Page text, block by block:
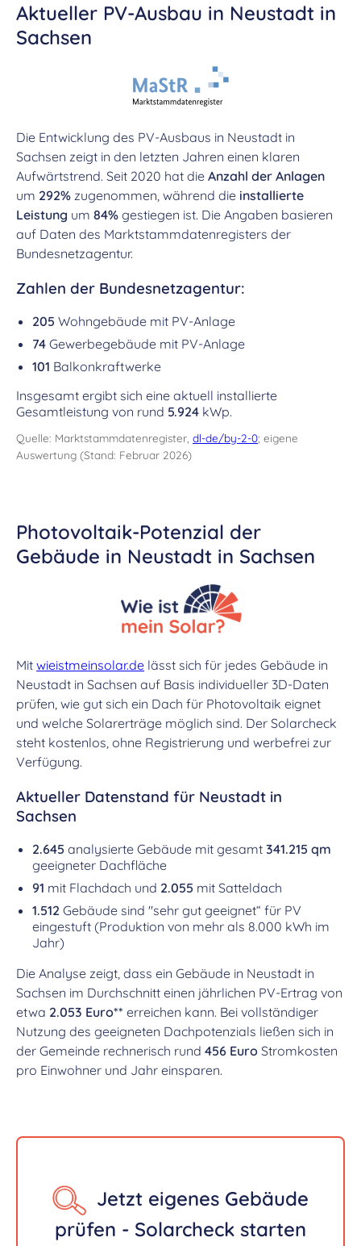
Aktueller PV-Ausbau in Neustadt in
Sachsen
Die Entwicklung des PV-Ausbaus in Neustadt in
Sachsen zeigt in den letzten Jahren einen klaren
Aufwärtstrend. Seit 2020 hat die Anzahl der Anlagen
um 292% zugenommen, während die installierte
Leistung um 84% gestiegen ist. Die Angaben basieren
auf Daten des Marktstammdatenregisters der
Bundesnetzagentur.
Zahlen der Bundesnetzagentur:
205 Wohngebäude mit PV-Anlage
74 Gewerbegebäude mit PV-Anlage
101 Balkonkraftwerke
Insgesamt ergibt sich eine aktuell installierte
Gesamtleistung von rund 5.924 kWp.
Quelle: Marktstammdatenregister, dl-de/by-2-0; eigene
Auswertung (Stand: Februar 2026)
Photovoltaik-Potenzial der
Gebäude in Neustadt in Sachsen
Mit wieistmeinsolar.de lässt sich für jedes Gebäude in
Neustadt in Sachsen auf Basis individueller 3D-Daten
prüfen, wie gut sich ein Dach für Photovoltaik eignet
und welche Solarerträge möglich sind. Der Solarcheck
steht kostenlos, ohne Registrierung und werbefrei zur
Verfügung.
Aktueller Datenstand für Neustadt in
Sachsen
2.645 analysierte Gebäude mit gesamt 341.215 qm
geeigneter Dachfläche
91 mit Flachdach und 2.055 mit Satteldach
1.512 Gebäude sind "sehr gut geeignet“ für PV
eingestuft (Produktion von mehr als 8.000 kWh im
Jahr)
Die Analyse zeigt, dass ein Gebäude in Neustadt in
Sachsen im Durchschnitt einen jährlichen PV-Ertrag von
etwa 2.053 Euro** erreichen kann. Bei vollständiger
Nutzung des geeigneten Dachpotenzials ließen sich in
der Gemeinde rechnerisch rund 456 Euro Stromkosten
pro Einwohner und Jahr einsparen.
Jetzt eigenes Gebäude
prüfen - Solarcheck starten